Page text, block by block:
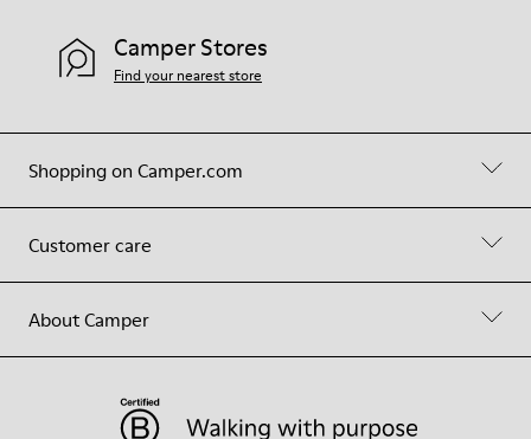
Shopping on Camper.com
Customer care
About Camper
Camper Stores
Find your nearest store